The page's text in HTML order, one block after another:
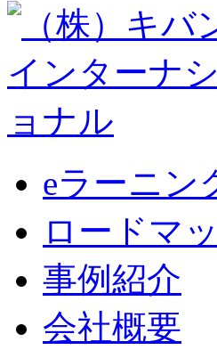
eラーニン
ロードマ
事例紹介
会社概要